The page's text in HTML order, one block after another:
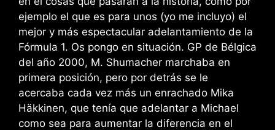
ejemplo el que es para unos (yo me incluyo) el
mejor y más espectacular adelantamiento de la
Fórmula 1. Os pongo en situación. GP de Bélgica
del año 2000, M. Shumacher marchaba en
primera posición, pero por detrás se le
acercaba cada vez más un enrachado Mika
Häkkinen, que tenía que adelantar a Michael
como sea para aumentar la diferencia en el